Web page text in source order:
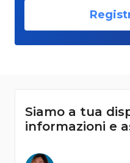
Siamo a tua
informazioni e